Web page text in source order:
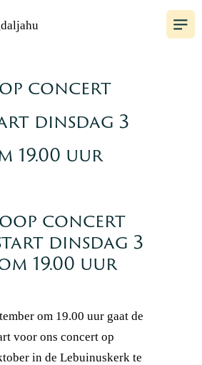
concert
dinsdag 3
19.00 uur
concert
dinsdag 3
19.00 uur
om 19.00 uur gaat de
voor ons concert op
in de Lebuinuskerk te